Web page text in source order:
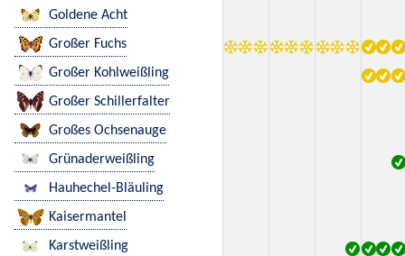
Goldene Acht
Großer Fuchs
Großer Kohlweißling
Großer Schillerfalter
Großes Ochsenauge
Grünaderweißling
Hauhechel-Bläuling
Kaisermantel
Karstweißling